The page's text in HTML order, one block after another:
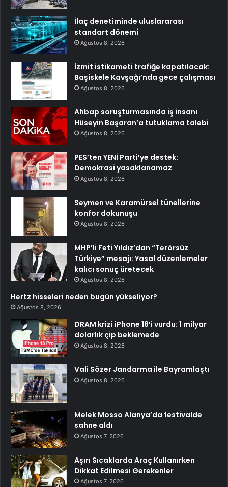
İlaç denetiminde uluslararası
standart dönemi
Ağustos 8, 2026
İzmit istikameti trafiğe kapatılacak:
Başiskele Kavşağı’nda gece çalışması
Ağustos 8, 2026
Ahbap soruşturmasında iş insanı
Hüseyin Başaran’a tutuklama talebi
Ağustos 8, 2026
PES’ten YENİ Parti’ye destek:
Demokrasi yasaklanamaz
Ağustos 8, 2026
Seymen ve Karamürsel tünellerine
konfor dokunuşu
Ağustos 8, 2026
MHP’li Feti Yıldız’dan “Terörsüz
Türkiye” mesajı: Yasal düzenlemeler
kalıcı sonuç üretecek
Ağustos 8, 2026
Hertz hisseleri neden bugün yükseliyor?
Ağustos 8, 2026
DRAM krizi iPhone 18’i vurdu: 1 milyar
dolarlık çip beklemede
Ağustos 8, 2026
Vali Sözer Jandarma ile Bayramlaştı
Ağustos 8, 2026
Melek Mosso Alanya’da festivalde
sahne aldı
Ağustos 7, 2026
Aşırı Sıcaklarda Araç Kullanırken
Dikkat Edilmesi Gerekenler
Ağustos 7, 2026